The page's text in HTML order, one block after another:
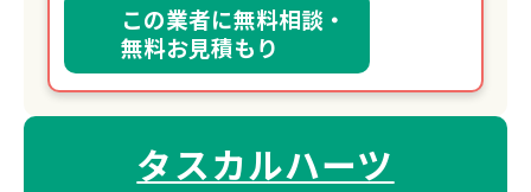
この業者に無料相談・
無料お見積もり
タスカルハーツ